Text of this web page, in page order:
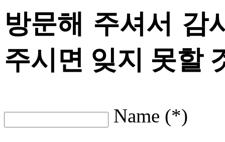
방문해 주셔서 감
주시면 잊지 못할
Name (*)